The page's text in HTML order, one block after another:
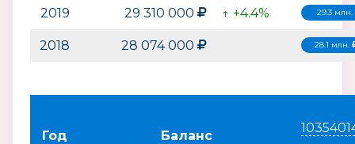
2019 29 310 000 ↑ +4.4% 29.3 млн.
2018 28 074 000 28.1 млн.
Год Баланс